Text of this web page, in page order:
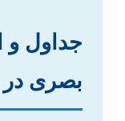
جداول و
بصری در